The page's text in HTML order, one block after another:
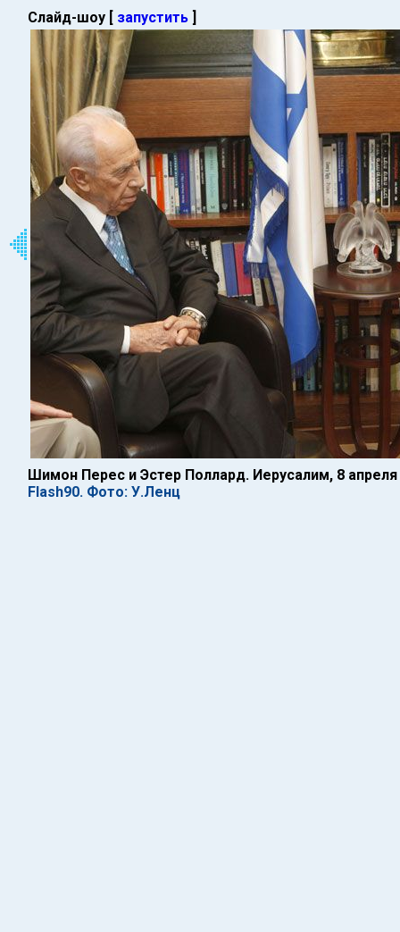
Слайд-шоу [ запустить ]
Шимон Перес и Эстер Поллард. Иерусалим, 8 апреля
Flash90. Фото: У.Ленц